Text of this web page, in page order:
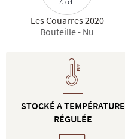
75 cl
Les Couarres 2020
Bouteille - Nu
STOCKÉ A TEMPÉRATURE
RÉGULÉE